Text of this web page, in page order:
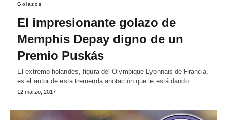
Golazos
El impresionante golazo de
Memphis Depay digno de un
Premio Puskás
El extremo holandés, figura del Olympique Lyonnais de Francia,
es el autor de esta tremenda anotación que le está dando…
12 marzo, 2017